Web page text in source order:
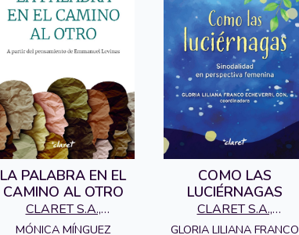
LA PALABRA EN EL
CAMINO AL OTRO
CLARET S.A.,
EDITORIAL
MÓNICA MÍNGUEZ
COMO LAS
LUCIÉRNAGAS
CLARET S.A.,
EDITORIAL
GLORIA LILIANA FRANCO